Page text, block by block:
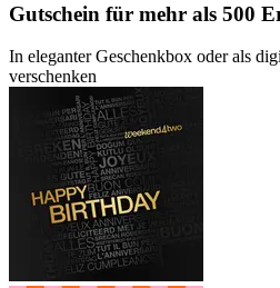
Gutschein für mehr als 500
In eleganter Geschenkbox oder als
verschenken